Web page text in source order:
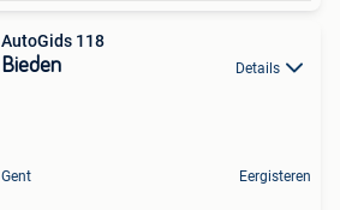
AutoGids 118
Bieden Details
Gent Eergisteren